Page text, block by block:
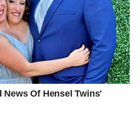
kojeg će jedna osoba zauzeti
mislima.
niste očekivali.
što dolazi.